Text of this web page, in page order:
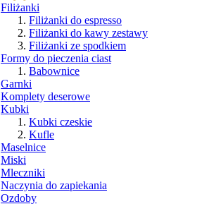
Filiżanki
Filiżanki do espresso
Filiżanki do kawy zestawy
Filiżanki ze spodkiem
Formy do pieczenia ciast
Babownice
Garnki
Komplety deserowe
Kubki
Kubki czeskie
Kufle
Maselnice
Miski
Mleczniki
Naczynia do zapiekania
Ozdoby